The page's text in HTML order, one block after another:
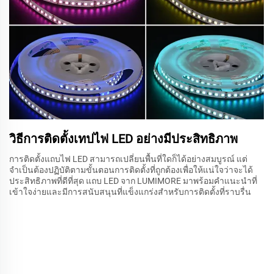
วิธีการติดตั้งเทปไฟ LED อย่างมีประสิทธิภาพ
การติดตั้งแถบไฟ LED สามารถเปลี่ยนพื้นที่ใดก็ได้อย่างสมบูรณ์ แต่
จำเป็นต้องปฏิบัติตามขั้นตอนการติดตั้งที่ถูกต้องเพื่อให้แน่ใจว่าจะได้
ประสิทธิภาพที่ดีที่สุด แถบ LED จาก LUMIMORE มาพร้อมคำแนะนำที่
เข้าใจง่ายและมีการสนับสนุนที่แข็งแกร่งสำหรับการติดตั้งที่ราบรื่น